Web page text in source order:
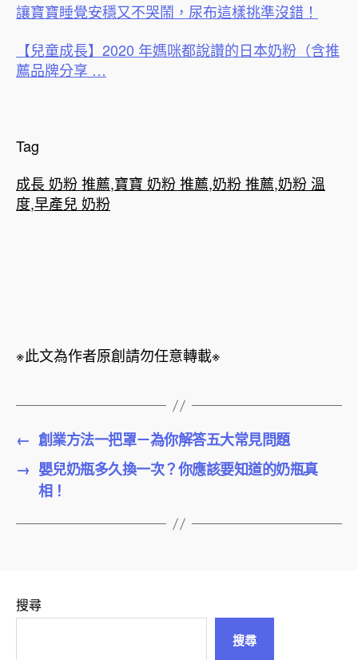
讓寶寶睡覺安穩又不哭鬧，尿布這樣挑準沒錯！
【兒童成長】2020 年媽咪都說讚的日本奶粉（含推
薦品牌分享 …
Tag
成長 奶粉 推薦,寶寶 奶粉 推薦,奶粉 推薦,奶粉 溫
度,早產兒 奶粉
※此文為作者原創請勿任意轉載※
← 創業方法一把罩－為你解答五大常見問題
→ 嬰兒奶瓶多久換一次？你應該要知道的奶瓶真
相！
搜尋
搜尋